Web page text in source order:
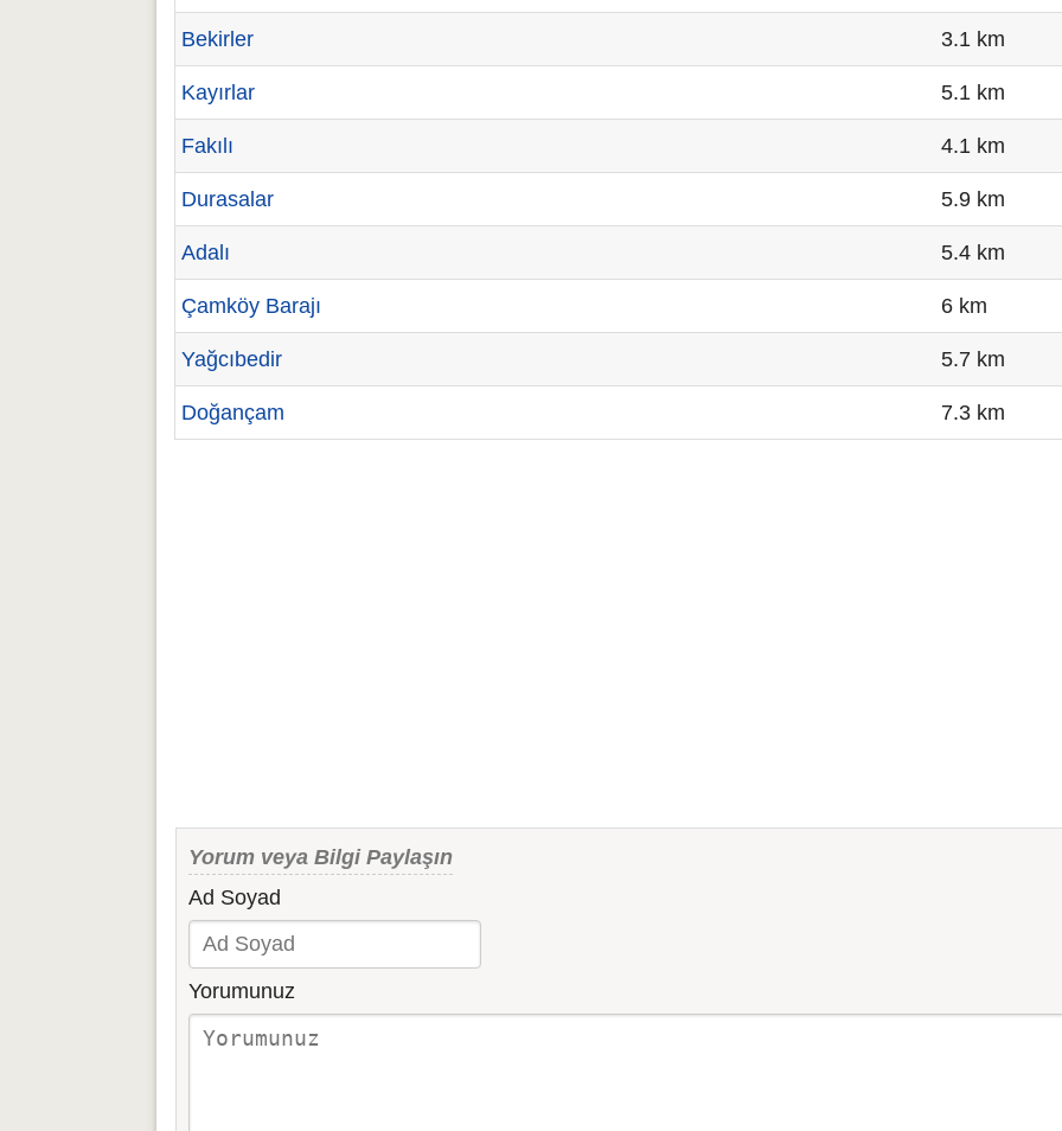
Bekirler 3.1 km
Kayırlar 5.1 km
Fakılı 4.1 km
Durasalar 5.9 km
Adalı 5.4 km
Çamköy Barajı 6 km
Yağcıbedir 5.7 km
Doğançam 7.3 km
Yorum veya Bilgi Paylaşın
Ad Soyad
Yorumunuz